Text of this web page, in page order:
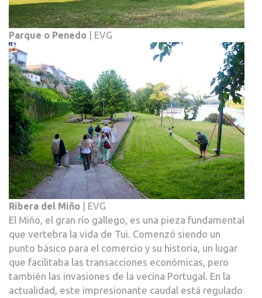
Parque o Penedo | EVG
Ribera del Miño | EVG
El Miño, el gran río gallego, es una pieza fundamental
que vertebra la vida de Tui. Comenzó siendo un
punto básico para el comercio y su historia, un lugar
que facilitaba las transacciones económicas, pero
también las invasiones de la vecina Portugal. En la
actualidad, este impresionante caudal está regulado